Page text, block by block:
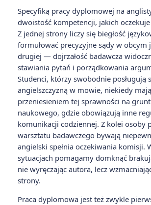
Specyfiką pracy dyplomowej na
dwoistość kompetencji, jakich
Z jednej strony liczy się biegłość
formułować precyzyjne sądy w obcym
drugiej — dojrzałość badawcza
stawiania pytań i porządkowania
Studenci, którzy swobodnie posługują
angielszczyzną w mowie, niekiedy
przeniesieniem tej sprawności na
naukowego, gdzie obowiązują inne
komunikacji codziennej. Z kolei osoby
warsztatu badawczego bywają
angielski spełnia oczekiwania komisji.
sytuacjach pomagamy domknąć
nie wyręczając autora, lecz
strony.
Praca dyplomowa jest też zwykle